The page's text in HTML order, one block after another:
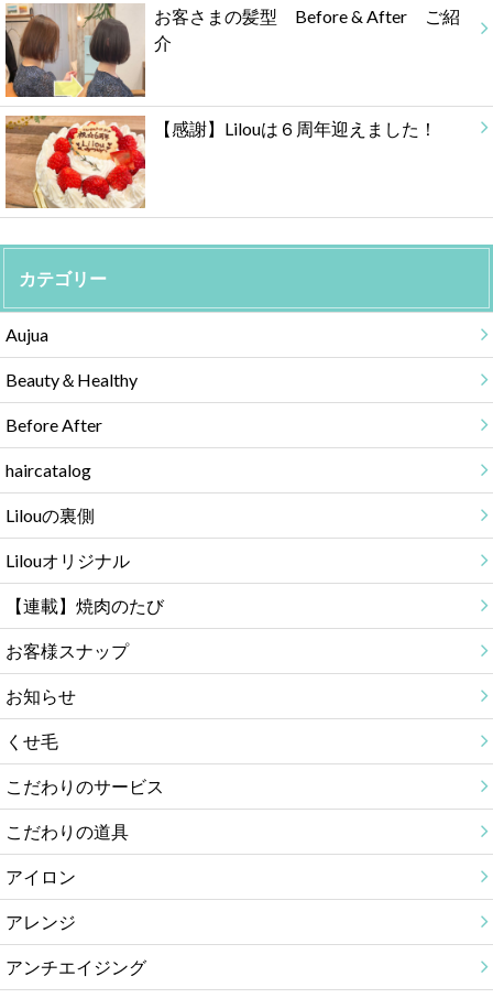
お客さまの髪型 Before & After ご紹
介
【感謝】Lilouは６周年迎えました！
カテゴリー
Aujua
Beauty＆Healthy
Before After
haircatalog
Lilouの裏側
Lilouオリジナル
【連載】焼肉のたび
お客様スナップ
お知らせ
くせ毛
こだわりのサービス
こだわりの道具
アイロン
アレンジ
アンチエイジング